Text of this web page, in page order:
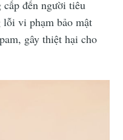
đến người tiêu
lỗi vi phạm bảo mật
gây thiệt hại cho